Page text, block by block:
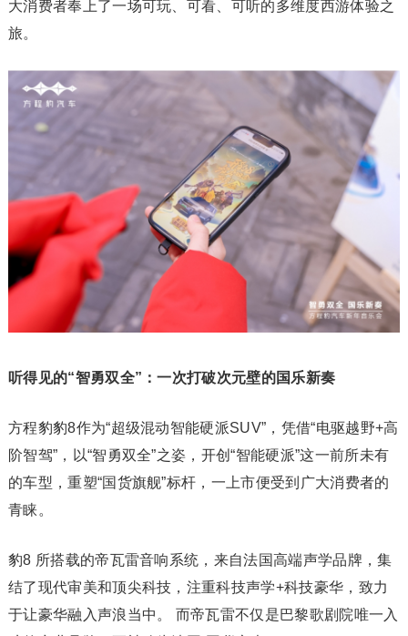
大消费者奉上了一场可玩、可看、可听的多维度西游体验之
旅。
听得见的“智勇双全”：一次打破次元壁的国乐新奏
方程豹豹8作为“超级混动智能硬派SUV”，凭借“电驱越野+高
阶智驾”，以“智勇双全”之姿，开创“智能硬派”这一前所未有
的车型，重塑“国货旗舰”标杆，一上市便受到广大消费者的
青睐。
豹8 所搭载的帝瓦雷音响系统，来自法国高端声学品牌，集
结了现代审美和顶尖科技，注重科技声学+科技豪华，致力
于让豪华融入声浪当中。 而帝瓦雷不仅是巴黎歌剧院唯一入